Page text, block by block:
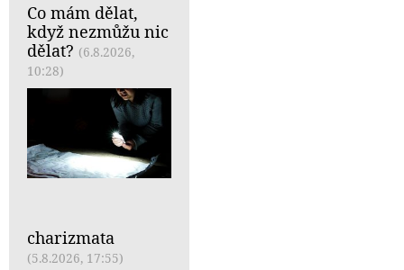
Co mám dělat,
když nezmůžu nic
dělat? (6.8.2026,
10:28)
charizmata
(5.8.2026, 17:55)